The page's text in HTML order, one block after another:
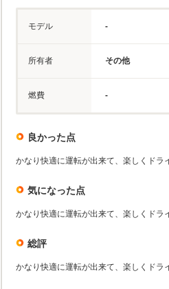
モデル -
所有者 その他
燃費 -
良かった点
かなり快適に運転が出来て、楽しくド
気になった点
かなり快適に運転が出来て、楽しくドラ
総評
かなり快適に運転が出来て、楽しくドラ